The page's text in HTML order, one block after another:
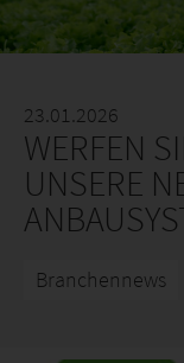
23.01.2026
WERFEN
UNSERE
Branchennews